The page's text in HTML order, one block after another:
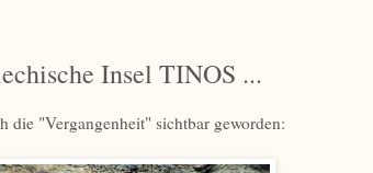
Insel TINOS ...
die "Vergangenheit" sichtbar geworden: